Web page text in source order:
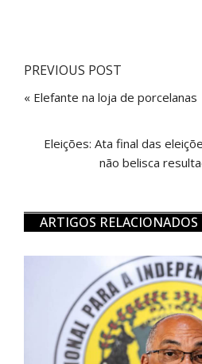
PREVIOUS POST
« Elefante na loja de porcelanas
Eleições: Ata final das
não belisca
ARTIGOS RELACIONADOS